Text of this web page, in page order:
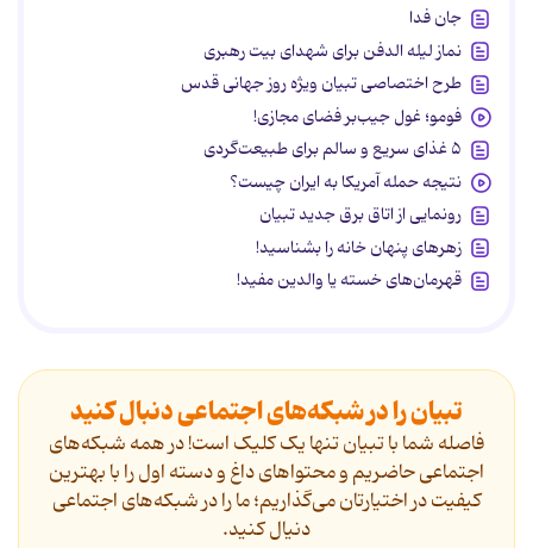
جان فدا
نماز لیله الدفن برای شهدای بیت رهبری
طرح اختصاصی تبیان ویژه روز جهانی قدس
فومو؛ غول جیب‌بر فضای مجازی!
۵ غذای سریع و سالم برای طبیعت‌گردی
نتیجه حمله آمریکا به ایران چیست؟
رونمایی از اتاق برق جدید تبیان
زهرهای پنهان خانه را بشناسید!
قهرمان‌های خسته یا والدین مفید!
تبیان را در شبکه‌های اجتماعی دنبال کنید
فاصله شما با تبیان تنها یک کلیک است! در همه شبکه‌های
اجتماعی حاضریم و محتواهای داغ و دسته اول را با بهترین
کیفیت در اختیارتان می‌گذاریم؛ ما را در شبکه‌های اجتماعی
دنیال کنید.